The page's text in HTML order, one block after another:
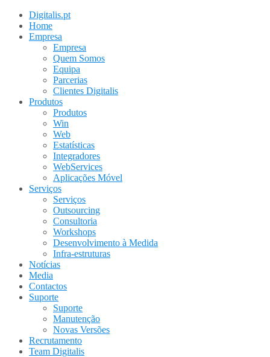
Digitalis.pt
Home
Empresa
Empresa
Quem Somos
Equipa
Parcerias
Clientes Digitalis
Produtos
Produtos
Win
Web
Estatísticas
Integradores
WebServices
Aplicações Móvel
Serviços
Serviços
Outsourcing
Consultoria
Workshops
Desenvolvimento à Medida
Infra-estruturas
Notícias
Media
Contactos
Suporte
Suporte
Manutenção
Novas Versões
Recrutamento
Team Digitalis